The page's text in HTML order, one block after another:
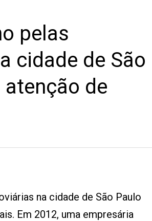
pelas
cidade de São
de
na cidade de São Paulo
Em 2012, uma empresária